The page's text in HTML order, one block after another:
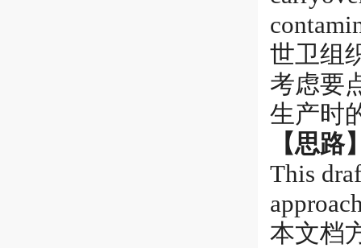
世卫组
考虑要
生产时
【思路
This
本文档